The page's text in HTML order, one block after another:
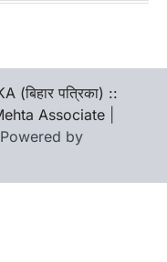
(बिहार पत्रिका) ::
Associate
Powered by